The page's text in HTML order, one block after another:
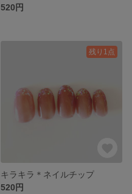
520円
残り1点
キラキラ＊ネイルチップ
520円